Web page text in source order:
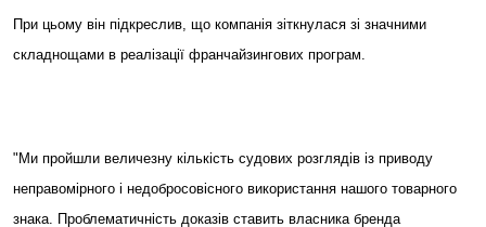
При цьому він підкреслив, що компанія зіткнулася зі значними
складнощами в реалізації франчайзингових програм.
"Ми пройшли величезну кількість судових розглядів із приводу
неправомірного і недобросовісного використання нашого товарного
знака. Проблематичність доказів ставить власника бренда